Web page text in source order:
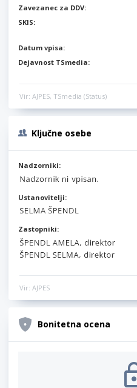
Zavezanec za DDV:
SKIS:
Datum vpisa:
Dejavnost TSmedia:
Vir: AJPES, TSmedia (Status)
Ključne osebe
Nadzorniki:
Ustanovitelji:
Zastopniki:
Vir: AJPES
Bonitetna ocena